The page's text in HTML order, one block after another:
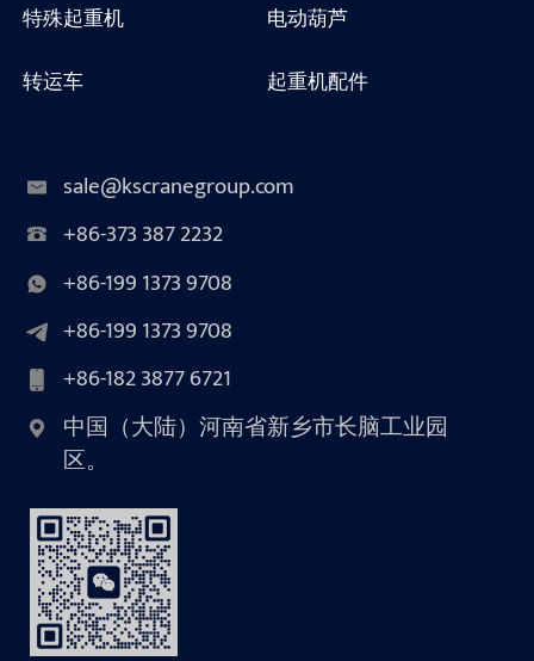
特殊起重机
电动葫芦
转运车
起重机配件
sale@kscranegroup.com
+86-373 387 2232
+86-199 1373 9708
+86-199 1373 9708
+86-182 3877 6721
中国（大陆）河南省新乡市长脑工业园
区。